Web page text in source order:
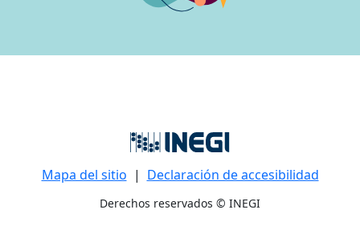
Mapa del sitio | Declaración de accesibilidad
Derechos reservados © INEGI